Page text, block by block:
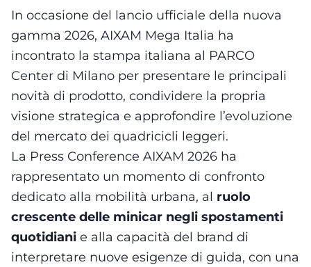
In occasione del lancio ufficiale della nuova
gamma 2026, AIXAM Mega Italia ha
incontrato la stampa italiana al PARCO
Center di Milano per presentare le principali
novità di prodotto, condividere la propria
visione strategica e approfondire l’evoluzione
del mercato dei quadricicli leggeri.
La Press Conference AIXAM 2026 ha
rappresentato un momento di confronto
dedicato alla mobilità urbana, al ruolo
crescente delle minicar negli spostamenti
quotidiani e alla capacità del brand di
interpretare nuove esigenze di guida, con una